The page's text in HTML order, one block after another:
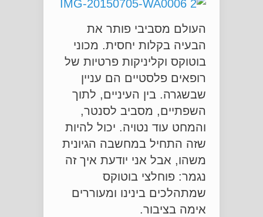
העולם מסביבי פותר את
הבעיה בקלות יחסית. מכוני
בוטוקס וקליניקות פרטיות של
רופאים פלסטיים הם עניין
שבשגרה. בין העיניים, לתוך
השפתיים, מסביב לסנטר,
והמחט עוד נטויה. יכול להיות
שזה התחיל במחשבה הגיונית
משהו, אבל אני יודעת איך זה
נגמר: פוחלצי בוטוקס
שמתהלכים בינינו ומעוררים
אימה בציבור.